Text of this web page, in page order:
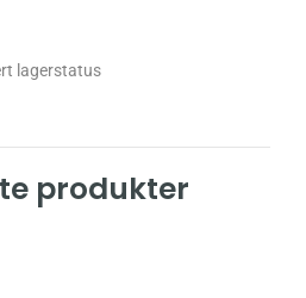
lagerstatus
produkter